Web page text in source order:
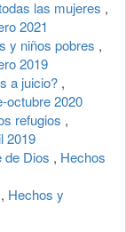
las mujeres ,
2021
y niños pobres ,
2019
a juicio? ,
octubre 2020
refugios ,
2019
de Dios , Hechos
, Hechos y